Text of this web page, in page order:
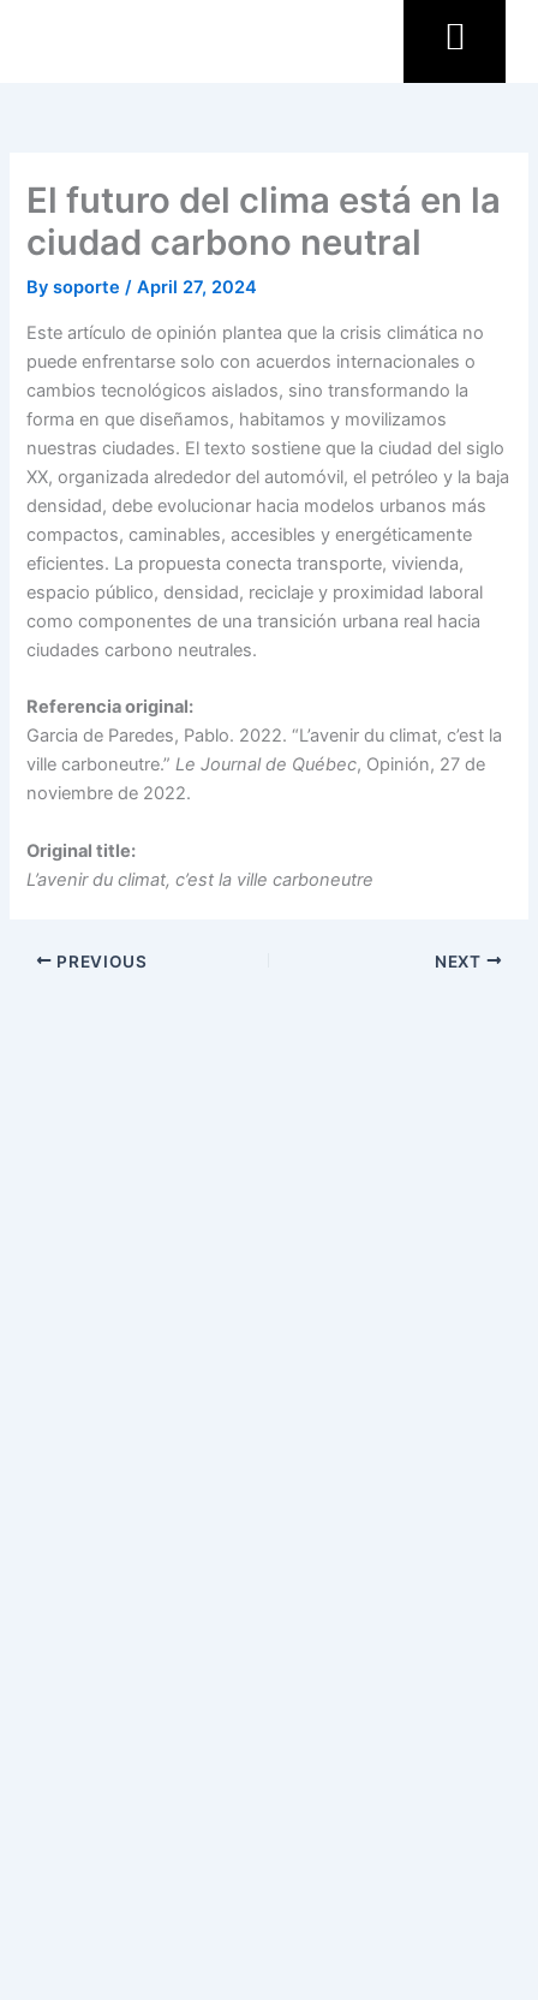
El futuro del clima está en la
ciudad carbono neutral
Bysoporte/April 27, 2024
Este artículo de opinión plantea que la crisis climática no
puede enfrentarse solo con acuerdos internacionales o
cambios tecnológicos aislados, sino transformando la
forma en que diseñamos, habitamos y movilizamos
nuestras ciudades. El texto sostiene que la ciudad del siglo
XX, organizada alrededor del automóvil, el petróleo y la baja
densidad, debe evolucionar hacia modelos urbanos más
compactos, caminables, accesibles y energéticamente
eficientes. La propuesta conecta transporte, vivienda,
espacio público, densidad, reciclaje y proximidad laboral
como componentes de una transición urbana real hacia
ciudades carbono neutrales.
Referencia original:
Garcia de Paredes, Pablo. 2022. “L’avenir du climat, c’est la
ville carboneutre.”Le Journal de Québec, Opinión, 27 de
noviembre de 2022.
Original title:
L’avenir du climat, c’est la ville carboneutre
PREVIOUS NEXT